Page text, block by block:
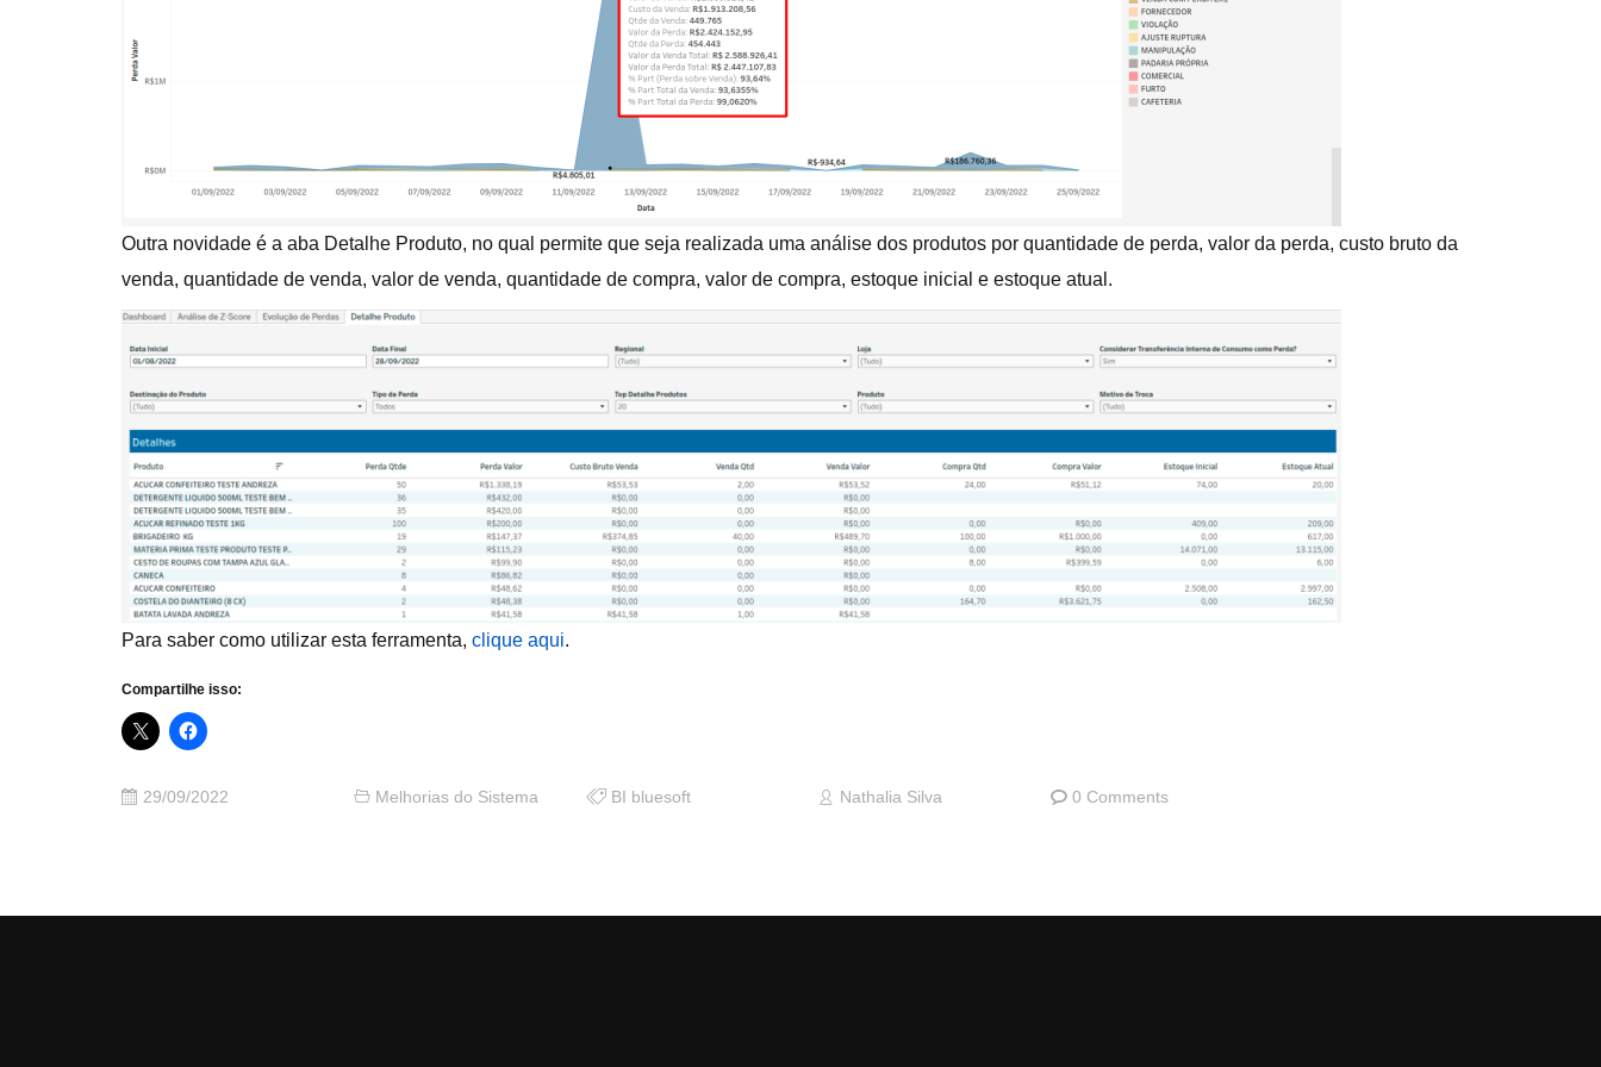
Outra novidade é a aba Detalhe Produto, no qual permite que seja realizada uma análise dos produtos por quantidade de perda, valor da perda, custo bruto da
venda, quantidade de venda, valor de venda, quantidade de compra, valor de compra, estoque inicial e estoque atual.
Para saber como utilizar esta ferramenta, clique aqui.
Compartilhe isso:
29/09/2022 Melhorias do Sistema BI bluesoft Nathalia Silva 0 Comments